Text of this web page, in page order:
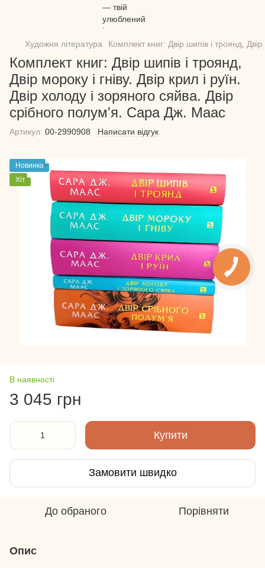
Художня література Комплект книг: Двір шипів і троянд,
Комплект книг: Двір шипів і троянд,
Двір мороку і гніву. Двір крил і руїн.
Двір холоду і зоряного сяйва. Двір
срібного полум'я. Сара Дж. Маас
Артикул: 00-2990908 Написати відгук
Новинка
Хіт
В наявності
3 045 грн
Купити
Замовити швидко
До обраного Порівняти
Опис